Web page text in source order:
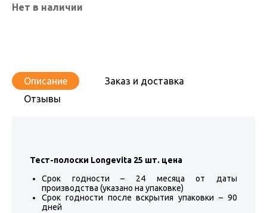
Нет в наличии
Описание
Заказ и доставка
Отзывы
Тест-полоски Longevita 25 шт. цена
Cрок годности – 24 месяца от даты
производства (указано на упаковке)
Cрок годности после вскрытия упаковки – 90
дней